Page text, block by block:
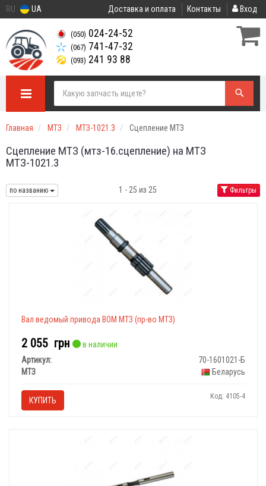
RU UA Доставка и оплата Контакты Вход
(050) 024-24-52
(067) 741-47-32
(093) 241 93 88
Главная МТЗ МТЗ-1021.3 Сцепление МТЗ
Сцепление МТЗ (мтз-16.сцепление) на МТЗ
МТЗ-1021.3
по названию 1 - 25 из 25 Фильтры
Вал ведомый привода ВОМ МТЗ (пр-во МТЗ)
2 055 грн
в наличии
Артикул:
70-1601021-Б
МТЗ
Беларусь
КУПИТЬ Код: 4105-4